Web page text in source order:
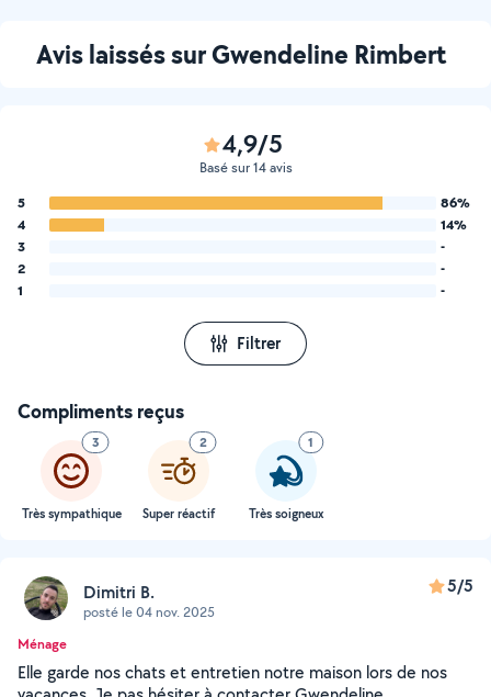
Avis laissés sur Gwendeline Rimbert
4,9/5
Basé sur 14 avis
5
86%
4
14%
3
-
2
-
1
-
Filtrer
Compliments reçus
3
Très sympathique
2
Super réactif
1
Très soigneux
Dimitri B.
posté le 04 nov. 2025
5/5
Ménage
Elle garde nos chats et entretien notre maison lors de nos